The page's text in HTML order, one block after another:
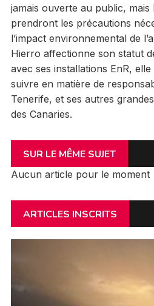
jamais ouverte au public, mais
prendront les précautions
l’impact environnemental de
Hierro affectionne son statut
avec ses installations EnR,
suivre en matière de
Tenerife, et ses autres
des Canaries.
SUR LE MÊME SUJET
Aucun article pour le moment
ARTICLES INSCRITS